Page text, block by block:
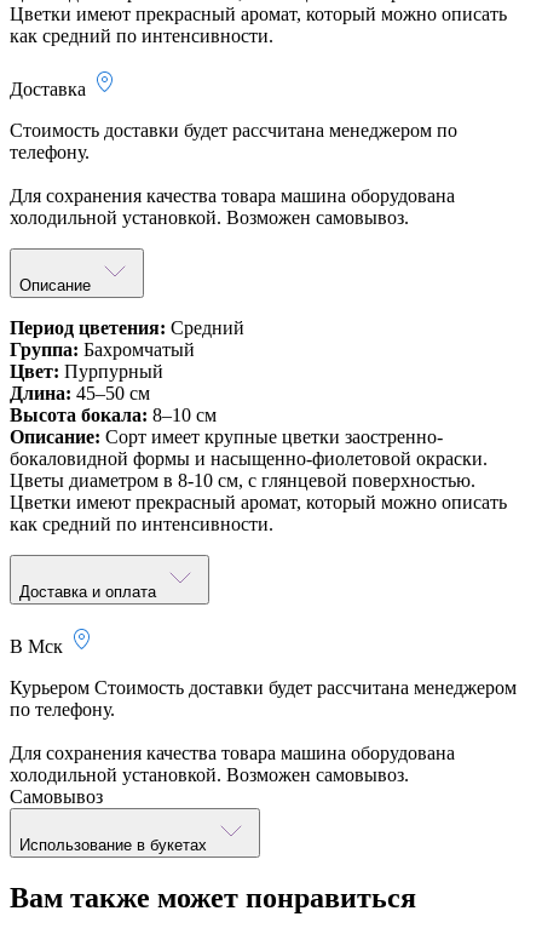
Цветки имеют прекрасный аромат, который можно описать
как средний по интенсивности.
Доставка
Стоимость доставки будет рассчитана менеджером по
телефону.
Для сохранения качества товара машина оборудована
холодильной установкой. Возможен самовывоз.
Описание
Период цветения: Средний
Группа: Бахромчатый
Цвет: Пурпурный
Длина: 45–50 см
Высота бокала: 8–10 см
Описание: Сорт имеет крупные цветки заостренно-
бокаловидной формы и насыщенно-фиолетовой окраски.
Цветы диаметром в 8-10 см, с глянцевой поверхностью.
Цветки имеют прекрасный аромат, который можно описать
как средний по интенсивности.
Доставка и оплата
В Мск
Курьером Стоимость доставки будет рассчитана менеджером
по телефону.
Для сохранения качества товара машина оборудована
холодильной установкой. Возможен самовывоз.
Самовывоз
Использование в букетах
Вам также может понравиться